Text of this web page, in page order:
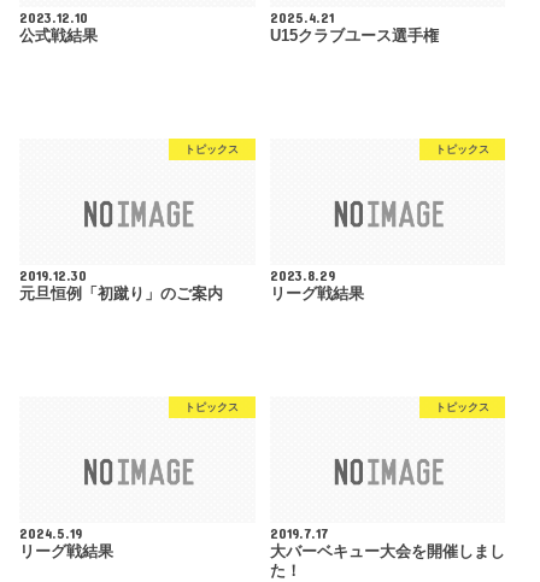
2023.12.10
公式戦結果
2025.4.21
U15クラブユース選手権
トピックス
2019.12.30
元旦恒例「初蹴り」のご案内
トピックス
2023.8.29
リーグ戦結果
トピックス
2024.5.19
リーグ戦結果
トピックス
2019.7.17
大バーベキュー大会を開催しまし
た！